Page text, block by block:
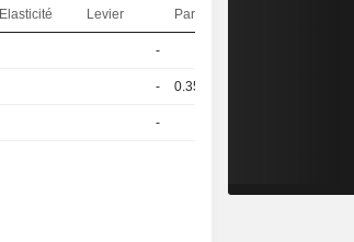
Elasticité Levier Parité
-
- 0.353
-